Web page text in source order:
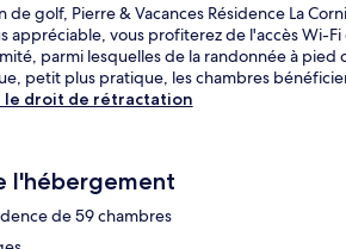
de golf, Pierre & Vacances Résidence La
appréciable, vous profiterez de l'accès Wi-
parmi lesquelles de la randonnée à
petit plus pratique, les chambres
le droit de rétractation
l'hébergement
de 59 chambres